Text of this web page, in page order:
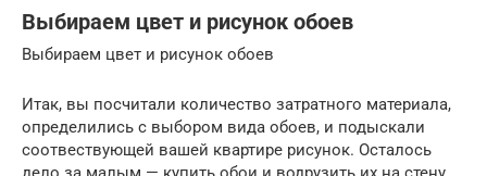
Выбираем цвет и рисунок обоев
Выбираем цвет и рисунок обоев
Итак, вы посчитали количество затратного материала,
определились с выбором вида обоев, и подыскали
соотвествующей вашей квартире рисунок. Осталось